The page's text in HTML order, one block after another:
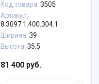
Код товара: 3505
Артикул:
8.3097.1.400.304.1
Ширина: 39
Высота: 35.5
81 400 руб.